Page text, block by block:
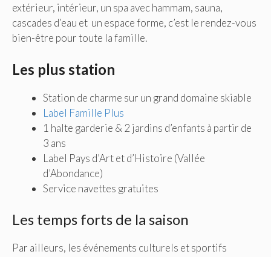
extérieur, intérieur, un spa avec hammam, sauna,
cascades d’eau et un espace forme, c’est le rendez-vous
bien-être pour toute la famille.
Les plus station
Station de charme sur un grand domaine skiable
Label Famille Plus
1 halte garderie & 2 jardins d’enfants à partir de
3 ans
Label Pays d’Art et d’Histoire (Vallée
d’Abondance)
Service navettes gratuites
Les temps forts de la saison
Par ailleurs, les événements culturels et sportifs